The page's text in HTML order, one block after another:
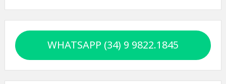
WHATSAPP (34) 9 9822.1845